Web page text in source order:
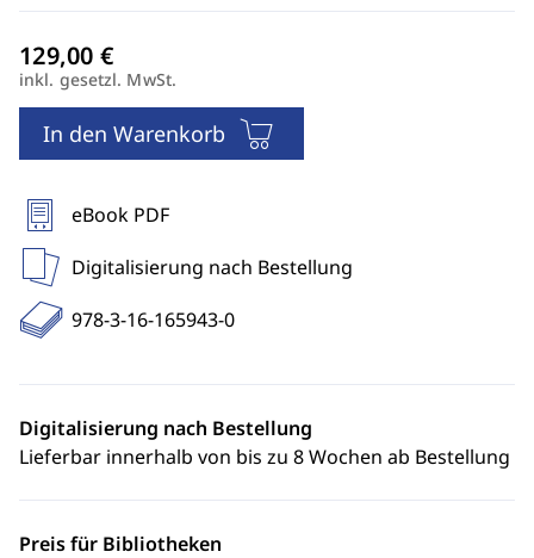
inkl. gesetzl. MwSt.
In den Warenkorb
eBook PDF
Digitalisierung nach Bestellung
978-3-16-165943-0
Digitalisierung nach Bestellung
Lieferbar innerhalb von bis zu 8 Wochen ab Bestellung
Preis für Bibliotheken